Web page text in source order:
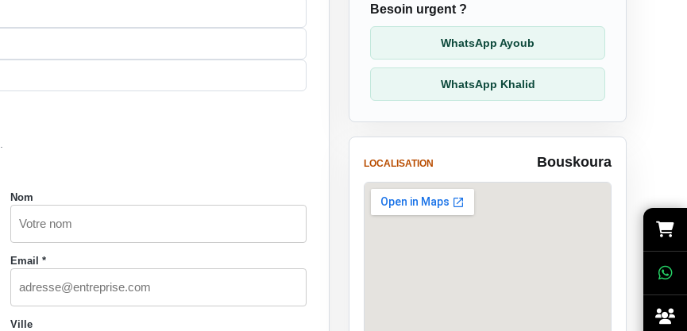
Nom
Email *
Ville
Besoin urgent ?
WhatsApp Ayoub
WhatsApp Khalid
LOCALISATION Bouskoura